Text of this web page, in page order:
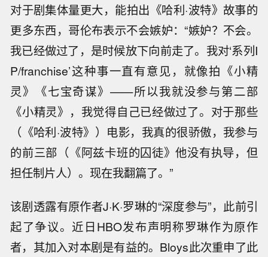
对于剧集体量更大，能拍出《哈利·波特》故事的
更多东西，哥伦布表示不会嫉妒：“嫉妒？不会。
我已经做过了，是时候放下向前走了。我对‘系列I
P/franchise’这种事一直有意见，就像拍《小精
灵》《七宝奇谋》——所以我就没参与第二部
《小精灵》，我觉得自己已经做过了。对于那些
（《哈利·波特》）电影，我真的很骄傲，我参与
的前三部（《阿兹卡班的囚徒》他没有执导，但
担任制片人）。现在我翻篇了。”
该剧透露有原作者J·K·罗琳的“深度参与”，此前引
起了争议。近日HBO发布声明称罗琳作为原作
者，其加入对本剧是有益的。Bloys此次重申了此